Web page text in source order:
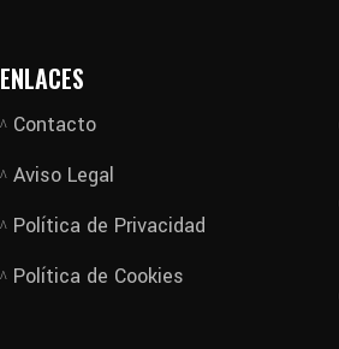
ENLACES
Contacto
Aviso Legal
Política de Privacidad
Política de Cookies